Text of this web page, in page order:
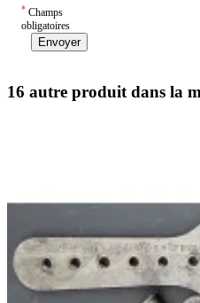
* Champs
obligatoires
Envoyer
16 autre produit dans la